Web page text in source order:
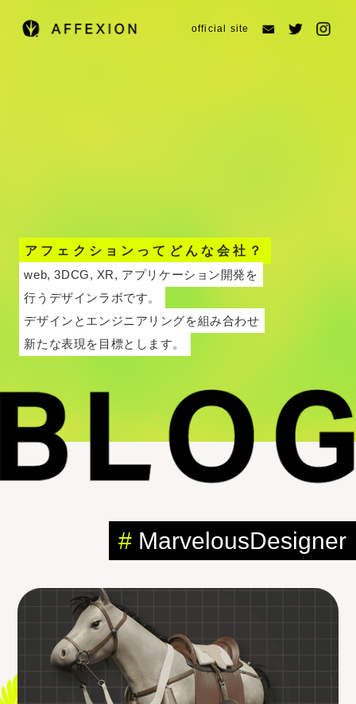
official site
アフェクションってどんな会社？
web, 3DCG, XR, アプリケーション開発を
行うデザインラボです。
デザインとエンジニアリングを組み合わせ
新たな表現を目標とします。
# MarvelousDesigner